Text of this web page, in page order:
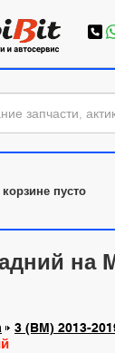
пусто
на
3 (BM) 2013-